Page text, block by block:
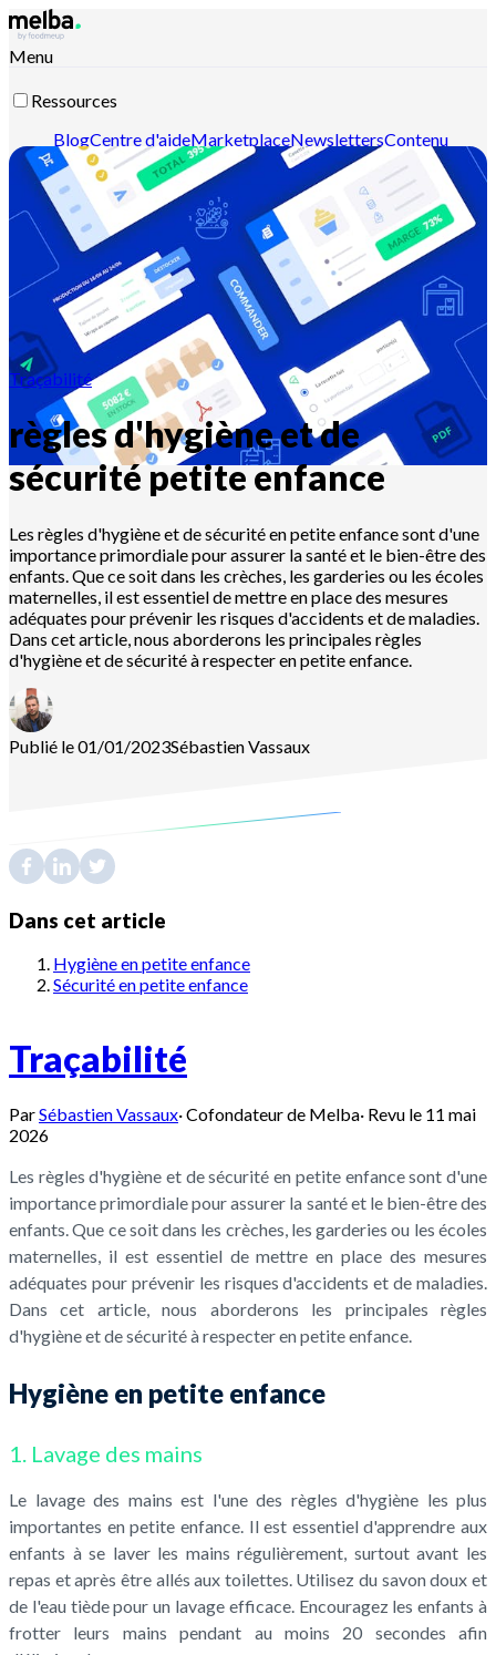
Menu
Ressources
BlogCentre d'aideMarketplaceNewslettersContenu
intelligentDocumentation APIDocumentation MCP
Contactez-nousDécouvrir melba
Traçabilité
règles d'hygiène et de
sécurité petite enfance
Les règles d'hygiène et de sécurité en petite enfance sont d'une
importance primordiale pour assurer la santé et le bien-être des
enfants. Que ce soit dans les crèches, les garderies ou les écoles
maternelles, il est essentiel de mettre en place des mesures
adéquates pour prévenir les risques d'accidents et de maladies.
Dans cet article, nous aborderons les principales règles
d'hygiène et de sécurité à respecter en petite enfance.
Publié le 01/01/2023SébastienVassaux
Dans cet article
Hygiène en petite enfance
Sécurité en petite enfance
Traçabilité
ParSébastien Vassaux·Cofondateur de Melba· Revu le 11 mai
2026
Les règles d'hygiène et de sécurité en petite enfance sont d'une
importance primordiale pour assurer la santé et le bien-être des
enfants. Que ce soit dans les crèches, les garderies ou les écoles
maternelles, il est essentiel de mettre en place des mesures
adéquates pour prévenir les risques d'accidents et de maladies.
Dans cet article, nous aborderons les principales règles
d'hygiène et de sécurité à respecter en petite enfance.
Hygiène en petite enfance
1. Lavage des mains
Le lavage des mains est l'une des règles d'hygiène les plus
importantes en petite enfance. Il est essentiel d'apprendre aux
enfants à se laver les mains régulièrement, surtout avant les
repas et après être allés aux toilettes. Utilisez du savon doux et
de l'eau tiède pour un lavage efficace. Encouragez les enfants à
frotter leurs mains pendant au moins 20 secondes afin